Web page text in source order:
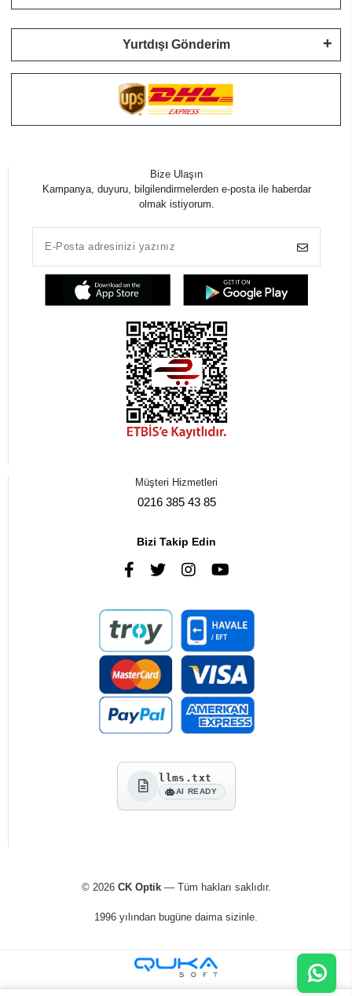
Yurtdışı Gönderim
Bize Ulaşın
Kampanya, duyuru, bilgilendirmelerden e-posta ile haberdar
olmak istiyorum.
Müşteri Hizmetleri
0216 385 43 85
Bizi Takip Edin
llms.txt
AI READY
© 2026 CK Optik— Tüm hakları saklıdır.
1996 yılından bugüne daima sizinle.